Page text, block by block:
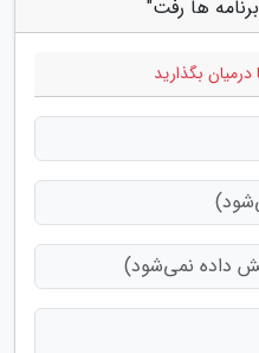
ها رفت"
درمیان بگذارید